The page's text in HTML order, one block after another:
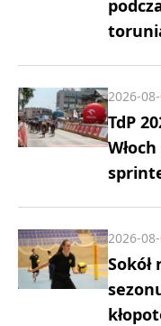
TdP
2026-
2026-